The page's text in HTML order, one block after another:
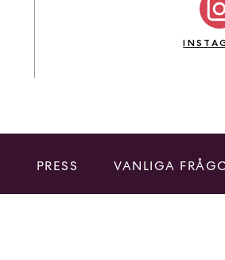
PRESS VANLIGA